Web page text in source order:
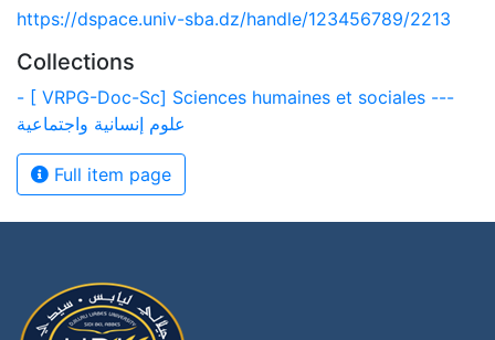
https://dspace.univ-sba.dz/handle/123456789/2213
Collections
- [ VRPG-Doc-Sc] Sciences humaines et sociales ---
علوم إنسانية واجتماعية
Full item page